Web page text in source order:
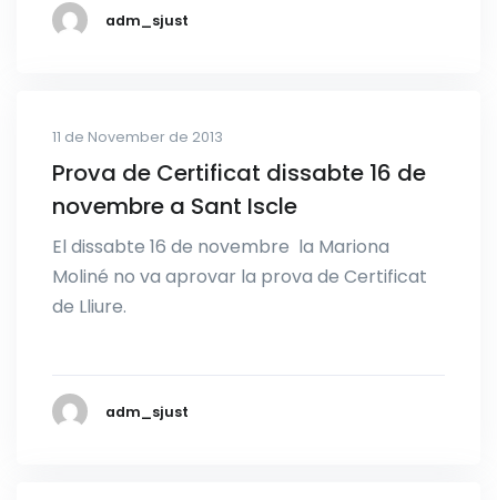
adm_sjust
11 de November de 2013
Prova de Certificat dissabte 16 de
novembre a Sant Iscle
El dissabte 16 de novembre la Mariona
Moliné no va aprovar la prova de Certificat
de Lliure.
adm_sjust